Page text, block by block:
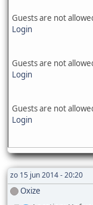
Guests are not
Login
Guests are not
Login
Guests are not
Login
zo 15 jun 2014 - 20:20
Oxize